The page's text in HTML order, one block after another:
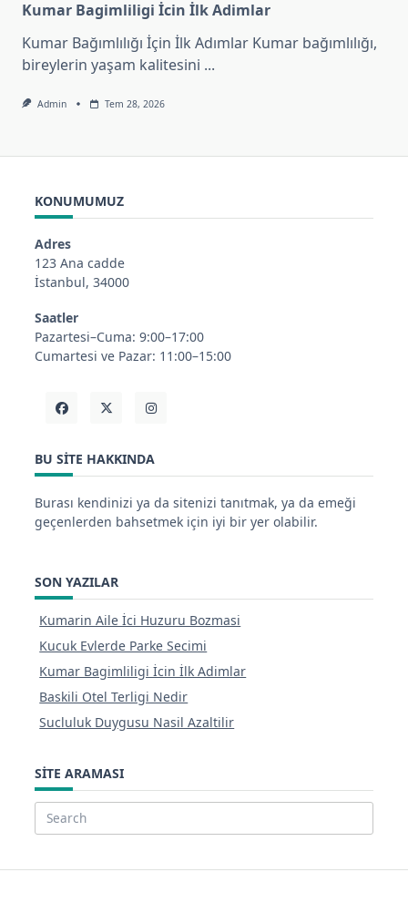
Kumar Bagimliligi İcin İlk Adimlar
Kumar Bağımlılığı İçin İlk Adımlar Kumar bağımlılığı,
bireylerin yaşam kalitesini ...
Admin Tem 28, 2026
KONUMUMUZ
Adres
123 Ana cadde
İstanbul, 34000
Saatler
Pazartesi–Cuma: 9:00–17:00
Cumartesi ve Pazar: 11:00–15:00
BU SITE HAKKINDA
Burası kendinizi ya da sitenizi tanıtmak, ya da emeği
geçenlerden bahsetmek için iyi bir yer olabilir.
SON YAZILAR
Kumarin Aile İci Huzuru Bozmasi
Kucuk Evlerde Parke Secimi
Kumar Bagimliligi İcin İlk Adimlar
Baskili Otel Terligi Nedir
Sucluluk Duygusu Nasil Azaltilir
SITE ARAMASI
Search